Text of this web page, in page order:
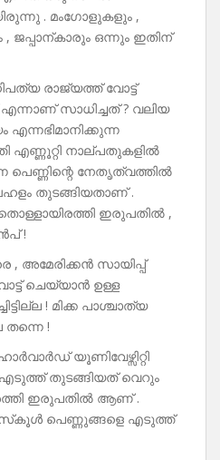
. മംഗോളുകളും ,
ജപ്പാന്കാരും ഒന്നും ഇതിന്
രാജ്യത്ത് വോട്ട്
സാധിച്ചത് ? വലിയ
എണ്ണൂറ്റി നാല്പതുകളിൽ
നേതൃത്വത്തിൽ
തുടങ്ങിയതാണ് .
തൊള്ളായിരത്തി ഇരുപതിൽ ,
!
അമേരിക്കൻ സായിപ്പ്
ചെയ്യാൻ ഉള്ള
! മിക്ക പാശ്ചാത്യ
!
യൂണിവേഴ്സിറ്റി
തുടങ്ങിയത് വെറും
ഇരുപതിൽ ആണ് .
സ്‌കൂൾ പെണ്ണുങ്ങളെ എടുത്ത്